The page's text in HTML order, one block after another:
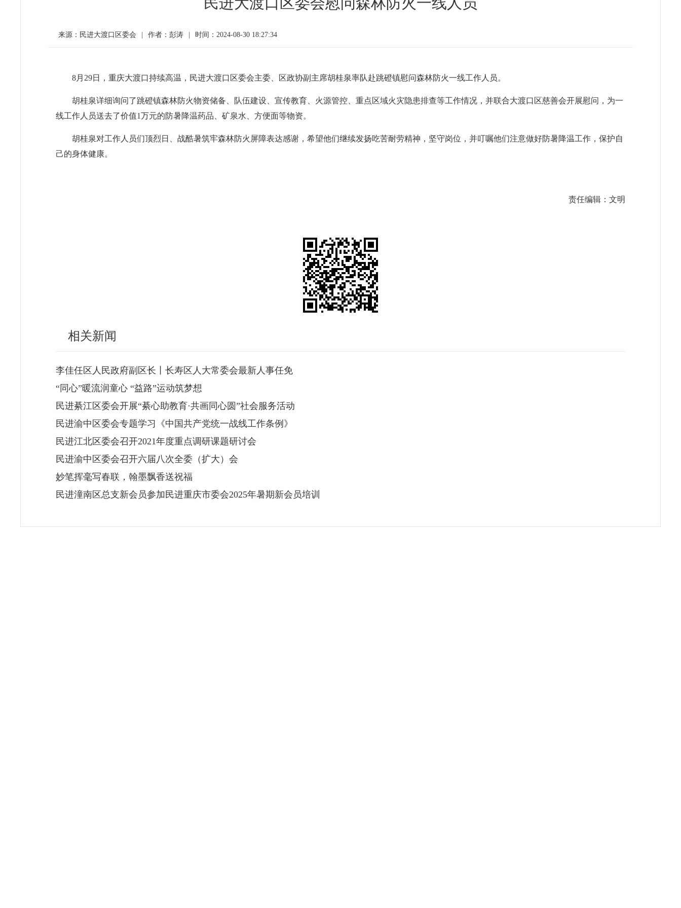
来源：民进大渡口区委会 作者：彭涛 时间：2024-08-30 18:27:34
8月29日，重庆大渡口持续高温，民进大渡口区委会主委、区政协副主席胡桂泉率队赴跳磴镇慰问森林防火一线工作人员。
胡桂泉详细询问了跳磴镇森林防火物资储备、队伍建设、宣传教育、火源管控、重点区域火灾隐患排查等工作情况，并联合大渡口区慈善会开展慰问，为一
线工作人员送去了价值1万元的防暑降温药品、矿泉水、方便面等物资。
胡桂泉对工作人员们顶烈日、战酷暑筑牢森林防火屏障表达感谢，希望他们继续发扬吃苦耐劳精神，坚守岗位，并叮嘱他们注意做好防暑降温工作，保护自
己的身体健康。
责任编辑：文明
相关新闻
李佳任区人民政府副区长丨长寿区人大常委会最新人事任免
“同心”暖流润童心 “益路”运动筑梦想
民进綦江区委会开展“綦心助教育·共画同心圆”社会服务活动
民进渝中区委会专题学习《中国共产党统一战线工作条例》
民进江北区委会召开2021年度重点调研课题研讨会
民进渝中区委会召开六届八次全委（扩大）会
妙笔挥毫写春联，翰墨飘香送祝福
民进潼南区总支新会员参加民进重庆市委会2025年暑期新会员培训